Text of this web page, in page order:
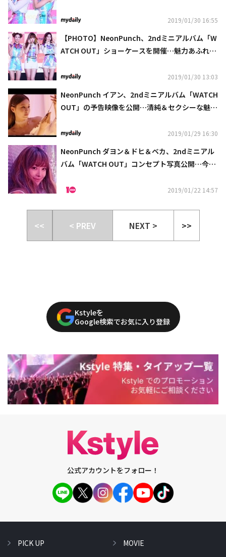
2019/01/30 16:55
【PHOTO】NeonPunch、2ndミニアルバム「W
ATCH OUT」ショーケースを開催…魅力あふれる
2019/01/30 13:03
NeonPunch イアン、2ndミニアルバム「WATCH
OUT」の予告映像を公開…清純＆セクシーな魅力
2019/01/29 16:30
NeonPunch ダヨン＆ドヒ＆ベカ、2ndミニアル
バム「WATCH OUT」コンセプト写真公開…今ま
2019/01/22 14:57
<< < PREV NEXT > >>
Kstyleを
Google検索でお気に入り登録
公式アカウントをフォロー！
PICK UP MOVIE